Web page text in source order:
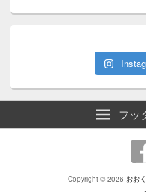
フッ
Copyright © 2026 おお